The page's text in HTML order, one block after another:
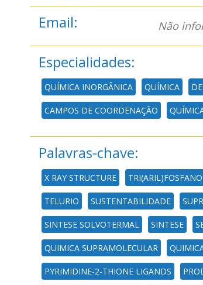
Email: Não
Especialidades:
QUÍMICA INORGÂNICA QUÍMICA
CAMPOS DE COORDENAÇÃO
Palavras-chave:
X RAY STRUCTURE TRI(ARIL)FOSFANO
TELURIO SUSTENTABILIDADE
SINTESE SOLVOTERMAL SINTESE
QUIMICA SUPRAMOLECULAR
PYRIMIDINE-2-THIONE LIGANDS